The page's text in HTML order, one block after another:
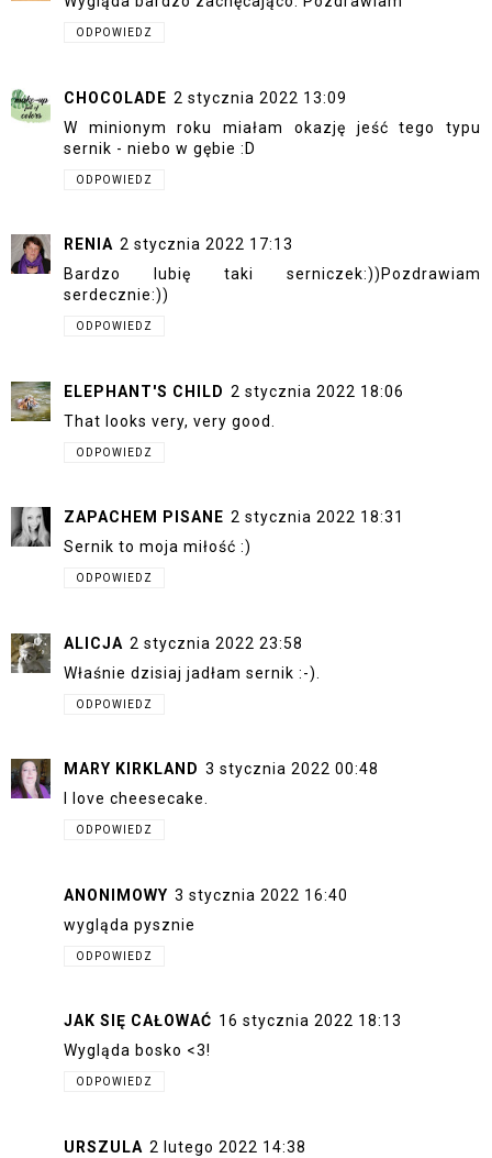
ODPOWIEDZ
CHOCOLADE 2 stycznia 2022 13:09
W minionym roku miałam okazję jeść tego typu
sernik - niebo w gębie :D
ODPOWIEDZ
RENIA 2 stycznia 2022 17:13
Bardzo lubię taki serniczek:))Pozdrawiam
serdecznie:))
ODPOWIEDZ
ELEPHANT'S CHILD 2 stycznia 2022 18:06
That looks very, very good.
ODPOWIEDZ
ZAPACHEM PISANE 2 stycznia 2022 18:31
Sernik to moja miłość :)
ODPOWIEDZ
ALICJA 2 stycznia 2022 23:58
Właśnie dzisiaj jadłam sernik :-).
ODPOWIEDZ
MARY KIRKLAND 3 stycznia 2022 00:48
I love cheesecake.
ODPOWIEDZ
ANONIMOWY 3 stycznia 2022 16:40
wygląda pysznie
ODPOWIEDZ
JAK SIĘ CAŁOWAĆ 16 stycznia 2022 18:13
Wygląda bosko <3!
ODPOWIEDZ
URSZULA 2 lutego 2022 14:38